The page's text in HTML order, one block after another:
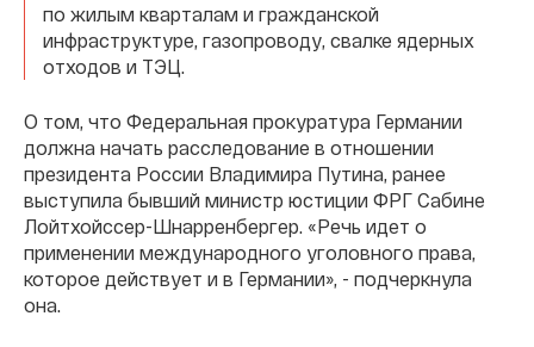
по жилым кварталам и гражданской
инфраструктуре, газопроводу, свалке ядерных
отходов и ТЭЦ.
О том, что Федеральная прокуратура Германии
должна начать расследование в отношении
президента России Владимира Путина, ранее
выступила бывший министр юстиции ФРГ Сабине
Лойтхойссер-Шнарренбергер. «Речь идет о
применении международного уголовного права,
которое действует и в Германии», - подчеркнула
она.